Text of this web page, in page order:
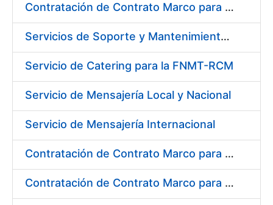
Contratación de Contrato Marco para el Suministro de Material de Ferretería, Bienio 2018-2019
Servicios de Soporte y Mantenimiento de Licencias de Software IBM para Fábrica Nacional de Moneda y Timbre-Real Casa de la Moneda (FNMT-RCM)
Servicio de Catering para la FNMT-RCM
Servicio de Mensajería Local y Nacional
Servicio de Mensajería Internacional
Contratación de Contrato Marco para el Suministro de Material de Electricidad e Iluminación, Bienio 2018-2019
Contratación de Contrato Marco para el Suministro de Material de Transmisiones, Rodamientos y Estanqueidad, Bienio 2018-2019